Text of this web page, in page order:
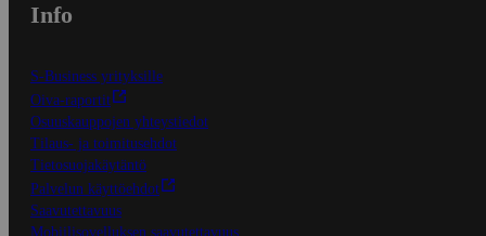
Info
S-Business yrityksille
Oiva-raportit
Osuuskauppojen yhteystiedot
Tilaus- ja toimitusehdot
Tietosuojakäytäntö
Palvelun käyttöehdot
Saavutettavuus
Mobiilisovelluksen saavutettavuus